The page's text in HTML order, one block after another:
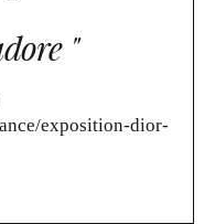
"
exposition-dior-